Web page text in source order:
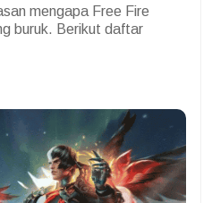
mengapa Free Fire
buruk. Berikut daftar